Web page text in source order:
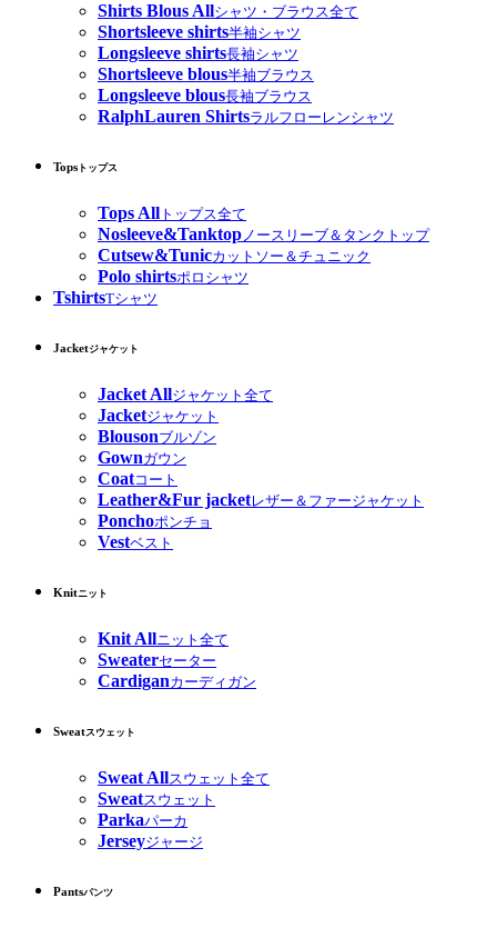
Shirts Blous Allシャツ・ブラウス全て
Shortsleeve shirts半袖シャツ
Longsleeve shirts長袖シャツ
Shortsleeve blous半袖ブラウス
Longsleeve blous長袖ブラウス
RalphLauren Shirtsラルフローレンシャツ
Tops トップス
Tops All トップス全て
Nosleeve&Tanktopノースリーブ＆タンクトップ
Cutsew&Tunicカットソー＆チュニック
Polo shirtsポロシャツ
TshirtsTシャツ
Jacketジャケット
Jacket Allジャケット全て
Jacketジャケット
Blousonブルゾン
Gownガウン
Coatコート
Leather&Fur jacketレザー＆ファージャケット
Ponchoポンチョ
Vestベスト
Knitニット
Knit Allニット全て
Sweaterセーター
Cardiganカーディガン
Sweatスウェット
Sweat Allスウェット全て
Sweatスウェット
Parkaパーカ
Jerseyジャージ
Pantsパンツ